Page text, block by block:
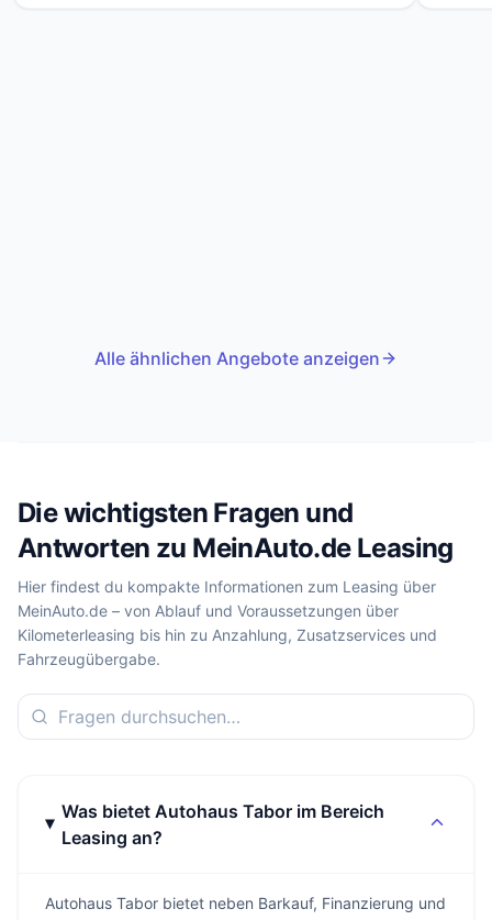
Alle ähnlichen Angebote anzeigen
Die wichtigsten Fragen und
Antworten zu MeinAuto.de Leasing
Hier findest du kompakte Informationen zum Leasing über
MeinAuto.de – von Ablauf und Voraussetzungen über
Kilometerleasing bis hin zu Anzahlung, Zusatzservices und
Fahrzeugübergabe.
Was bietet Autohaus Tabor im Bereich
Leasing an?
Autohaus Tabor bietet neben Barkauf, Finanzierung und